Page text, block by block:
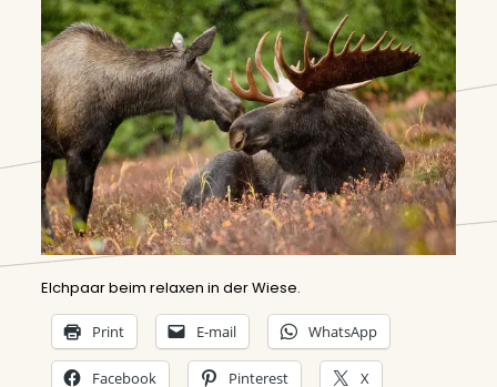
Elchpaar beim relaxen in der Wiese.
Print E-mail WhatsApp
Facebook Pinterest X